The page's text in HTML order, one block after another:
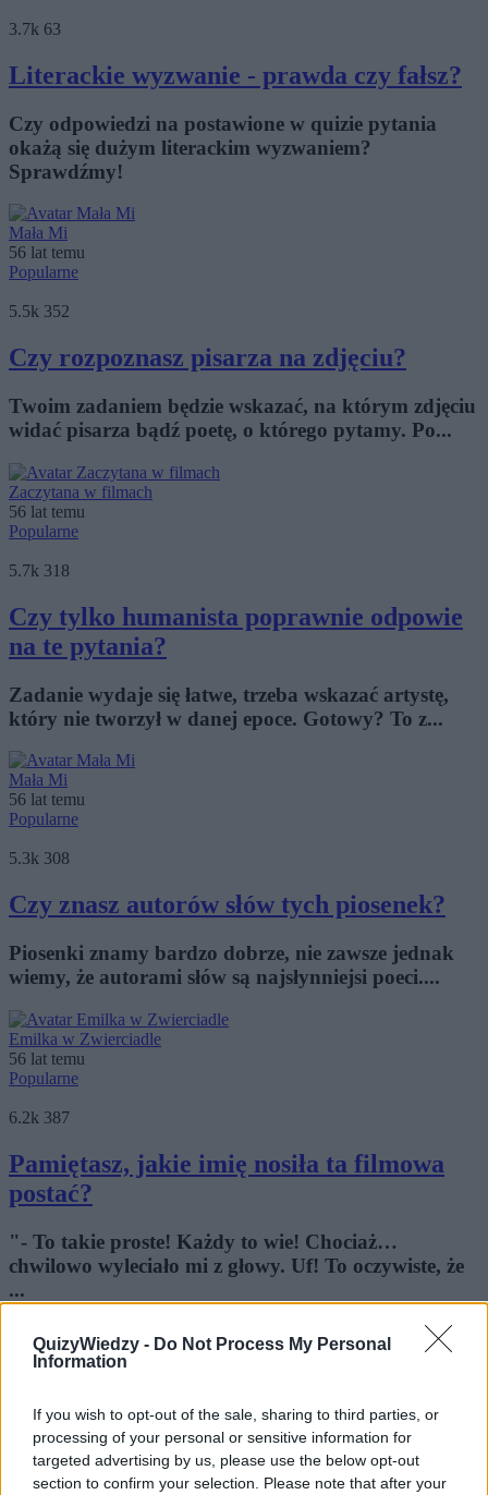
QuizyWiedzy - Do Not Process My Personal
Information
If you wish to opt-out of the sale, sharing to third parties, or
processing of your personal or sensitive information for
targeted advertising by us, please use the below opt-out
section to confirm your selection. Please note that after your
3.7k 63
Literackie wyzwanie - prawda czy fałsz?
Czy odpowiedzi na postawione w quizie pytania
okażą się dużym literackim wyzwaniem?
Sprawdźmy!
Mała Mi
56 lat temu
Popularne
5.5k 352
Czy rozpoznasz pisarza na zdjęciu?
Twoim zadaniem będzie wskazać, na którym zdjęciu
widać pisarza bądź poetę, o którego pytamy. Po...
Zaczytana w filmach
56 lat temu
Popularne
5.7k 318
Czy tylko humanista poprawnie odpowie
na te pytania?
Zadanie wydaje się łatwe, trzeba wskazać artystę,
który nie tworzył w danej epoce. Gotowy? To z...
Mała Mi
56 lat temu
Popularne
5.3k 308
Czy znasz autorów słów tych piosenek?
Piosenki znamy bardzo dobrze, nie zawsze jednak
wiemy, że autorami słów są najsłynniejsi poeci....
Emilka w Zwierciadle
56 lat temu
Popularne
6.2k 387
Pamiętasz, jakie imię nosiła ta filmowa
postać?
"- To takie proste! Każdy to wie! Chociaż…
chwilowo wyleciało mi z głowy. Uf! To oczywiste, że
...
AnnaBoleyn
56 lat temu
182
Czy rozpoznasz bohaterów filmowych?